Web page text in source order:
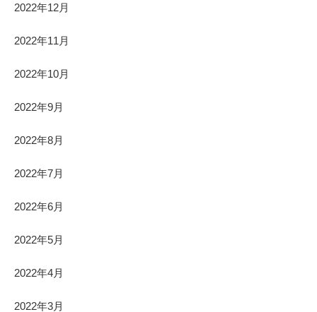
2022年12月
2022年11月
2022年10月
2022年9月
2022年8月
2022年7月
2022年6月
2022年5月
2022年4月
2022年3月